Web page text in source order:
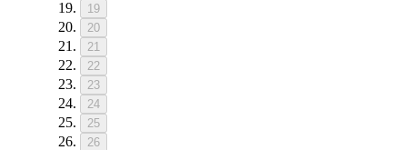
19
20
21
22
23
24
25
26